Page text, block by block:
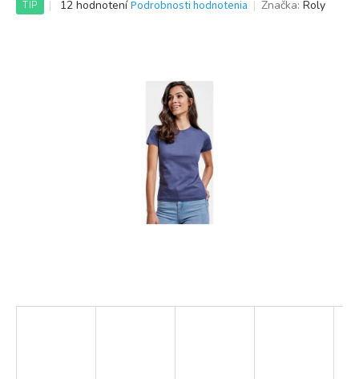
TIP
Priemerné
12 hodnotení Podrobnosti hodnotenia Značka: Roly